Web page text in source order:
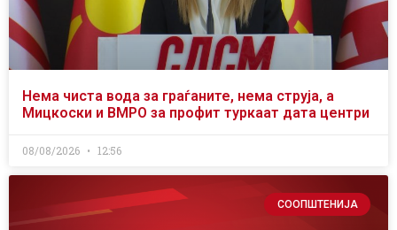
Нема чиста вода за граѓаните, нема струја, а
Мицкоски и ВМРО за профит туркаат дата центри
08/08/2026 12:56
СООПШТЕНИЈА